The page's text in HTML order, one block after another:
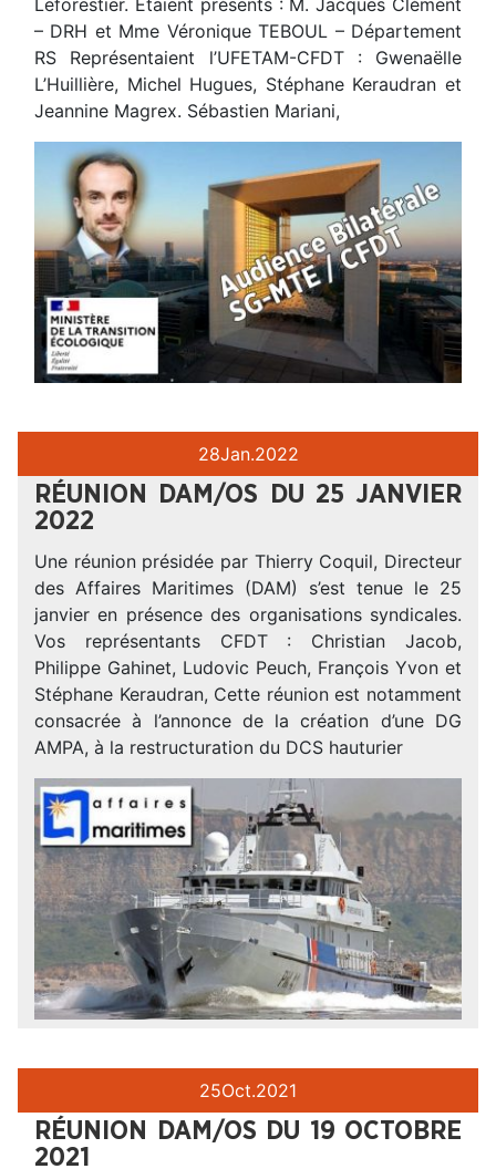
Leforestier. Étaient présents : M. Jacques Clément
– DRH et Mme Véronique TEBOUL – Département
RS Représentaient l’UFETAM-CFDT : Gwenaëlle
L’Huillière, Michel Hugues, Stéphane Keraudran et
Jeannine Magrex. Sébastien Mariani,
28Jan.2022
RÉUNION DAM/OS DU 25 JANVIER
2022
Une réunion présidée par Thierry Coquil, Directeur
des Affaires Maritimes (DAM) s’est tenue le 25
janvier en présence des organisations syndicales.
Vos représentants CFDT : Christian Jacob,
Philippe Gahinet, Ludovic Peuch, François Yvon et
Stéphane Keraudran, Cette réunion est notamment
consacrée à l’annonce de la création d’une DG
AMPA, à la restructuration du DCS hauturier
25Oct.2021
RÉUNION DAM/OS DU 19 OCTOBRE
2021